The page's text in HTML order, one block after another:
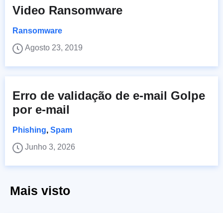
Video Ransomware
Ransomware
Agosto 23, 2019
Erro de validação de e-mail Golpe
por e-mail
Phishing, Spam
Junho 3, 2026
Mais visto